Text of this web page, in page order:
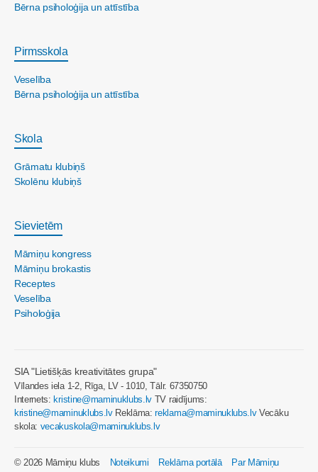
Bērna psiholoģija un attīstība
Pirmsskola
Veselība
Bērna psiholoģija un attīstība
Skola
Grāmatu klubiņš
Skolēnu klubiņš
Sievietēm
Māmiņu kongress
Māmiņu brokastis
Receptes
Veselība
Psiholoģija
SIA "Lietišķās kreativitātes grupa"
Vīlandes iela 1-2, Rīga, LV - 1010, Tālr. 67350750
Internets:kristine@maminuklubs.lv TV raidījums:
kristine@maminuklubs.lvReklāma:reklama@maminuklubs.lvVecāku
skola: vecakuskola@maminuklubs.lv
© 2026 Māmiņu klubs Noteikumi Reklāma portālā Par Māmiņu